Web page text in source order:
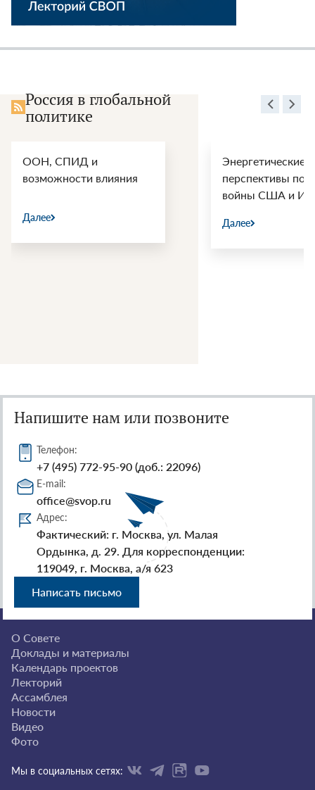
Россия в глобальной
политике
ООН, СПИД и
возможности влияния
Далее
Энергетические
перспективы
войны США и
Далее
Напишите нам или позвоните
Телефон:
+7 (495) 772-95-90 (доб.: 22096)
E-mail:
office@svop.ru
Адрес:
Фактический: г. Москва, ул. Малая
Ордынка, д. 29. Для корреспонденции:
119049, г. Москва, а/я 623
Написать письмо
О Совете
Доклады и материалы
Календарь проектов
Лекторий
Ассамблея
Новости
Видео
Фото
Мы в социальных сетях: